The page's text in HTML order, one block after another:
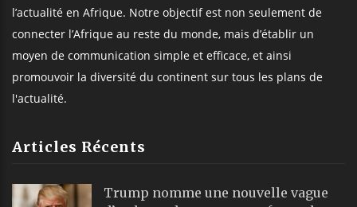
l’actualité en Afrique. Notre objectif est non seulement de
connecter l’Afrique au reste du monde, mais d’établir un
moyen de communication simple et efficace, et ainsi
promouvoir la diversité du continent sur tous les plans de
l'actualité.
Articles Récents
Trump nomme une nouvelle vague